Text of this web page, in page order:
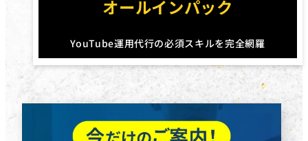
オールインパック
YouTube運用代行の必須スキルを完全網羅